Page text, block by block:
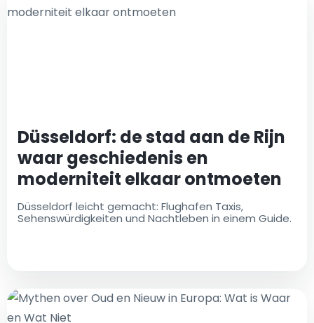
Düsseldorf: de stad aan de Rijn
waar geschiedenis en
moderniteit elkaar ontmoeten
Düsseldorf leicht gemacht: Flughafen Taxis,
Sehenswürdigkeiten und Nachtleben in einem Guide.